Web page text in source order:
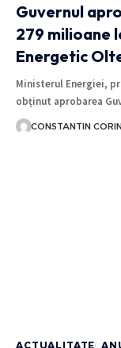
Guvernul
279 milioane
Energetic
Ministerul Energiei,
obținut aprobarea
CONSTANTIN
ACTUALITATE